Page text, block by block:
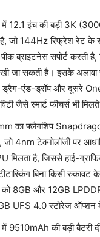
12.1 इंच की बड़ी 3K
है, जो 144Hz रिफ्रेश रेट के
ब्राइटनेस सपोर्ट करती
जा सकती है। इसके अलावा
ड्रैग-एंड-ड्रॉप और दूसरे
जैसे स्मार्ट फीचर्स भी
का फ्लैगशिप
जो 4nm टेक्नोलॉजी पर
है, जिससे हाई-
बिना किसी रुकावट के
8GB और 12GB
UFS 4.0 स्टोरेज ऑप्शन में
की बड़ी बैटरी